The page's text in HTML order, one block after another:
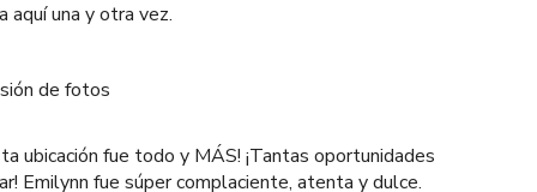
aquí una y otra vez.
de fotos
ubicación fue todo y MÁS! ¡Tantas oportunidades
Emilynn fue súper complaciente, atenta y dulce.